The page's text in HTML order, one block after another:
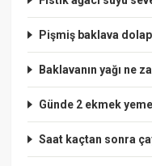
Pişmiş baklava
Baklavanın yağı ne
Günde 2 ekmek
Saat kaçtan sonra